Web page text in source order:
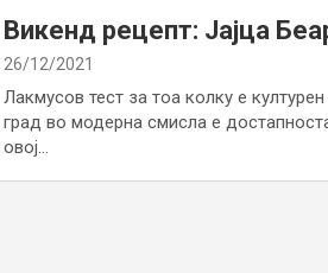
Викенд рецепт: Јајца
26/12/2021
Лакмусов тест за тоа колку е
град во модерна смисла е
овој…